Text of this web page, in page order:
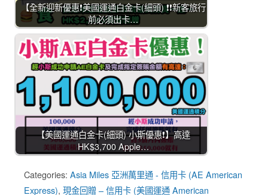
【全新迎新優惠❗美國運通白金卡(細頭) ❗❗新客旅行
前必須出卡…
【美國運通白金卡(細頭) 小斯優惠❗】高達
HK$3,700 Apple…
Categories: Asia Miles 亞洲萬里通 - 信用卡 (AE American
Express), 現金回贈 – 信用卡 (美國運通 American